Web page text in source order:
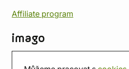
Affiliate program
imago